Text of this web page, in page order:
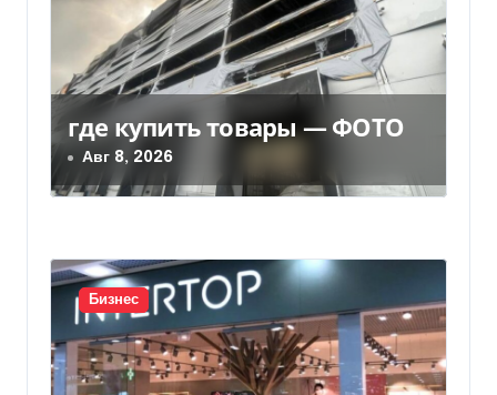
о
з
а
п
и
с
я
м
где купить товары — ФОТО
Авг 8, 2026
Бизнес